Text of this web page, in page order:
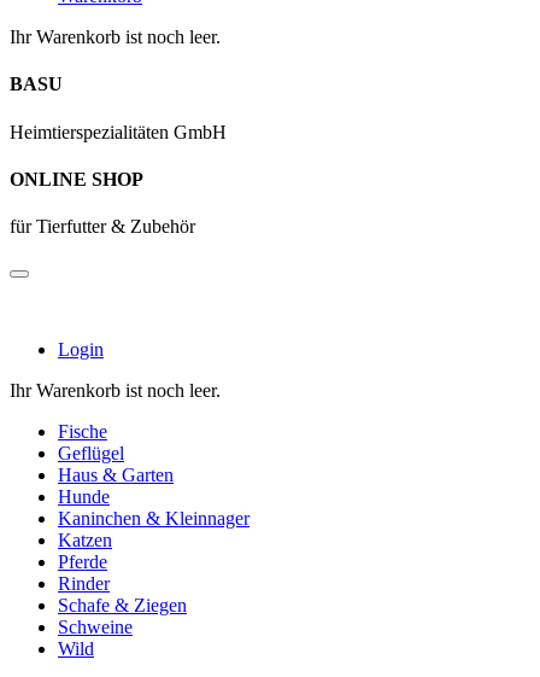
Ihr Warenkorb ist noch leer.
BASU
Heimtierspezialitäten GmbH
ONLINE SHOP
für Tierfutter & Zubehör
Login
Ihr Warenkorb ist noch leer.
Fische
Geflügel
Haus & Garten
Hunde
Kaninchen & Kleinnager
Katzen
Pferde
Rinder
Schafe & Ziegen
Schweine
Wild